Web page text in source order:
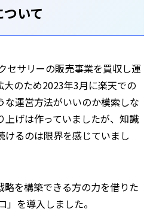
いて
セサリーの販売事業を買収し運
大のため2023年3月に楽天での
な運営方法がいいのか模索しな
上げは作っていましたが、知識
るのは限界を感じていまし
略を構築できる方の力を借りた
」を導入しました。